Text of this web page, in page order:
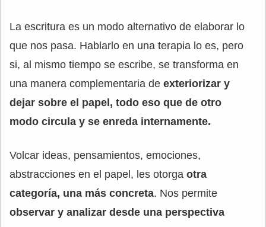
La escritura es un modo alternativo de elaborar lo
que nos pasa. Hablarlo en una terapia lo es, pero
si, al mismo tiempo se escribe, se transforma en
una manera complementaria de exteriorizar y
dejar sobre el papel, todo eso que de otro
modo circula y se enreda internamente.
Volcar ideas, pensamientos, emociones,
abstracciones en el papel, les otorga otra
categoría, una más concreta. Nos permite
observar y analizar desde una perspectiva